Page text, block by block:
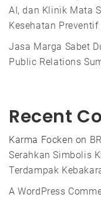
AI, dan Klinik Mata
Kesehatan
Jasa Marga Sabet
Public Relations
Recent
Karma Focken on
Serahkan Simbolis
Terdampak
A WordPress